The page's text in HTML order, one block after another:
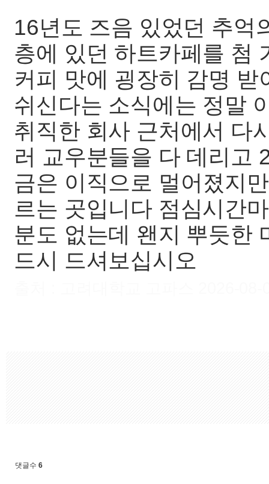
16년도 즈음 있었던 추억
층에 있던 하트카페를 첨
커피 맛에 굉장히 감명
쉬신다는 소식에는 정말
취직한 회사 근처에서 다
러 교우분들을 다 데리고
금은 이직으로 멀어졌지
르는 곳입니다 점심시간
분도 없는데 왠지 뿌듯한
드시 드셔보십시오
댓글수 6